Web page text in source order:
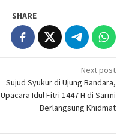
SHARE
Next post
Sujud Syukur di Ujung Bandara,
Upacara Idul Fitri 1447 H di Sarmi
Berlangsung Khidmat